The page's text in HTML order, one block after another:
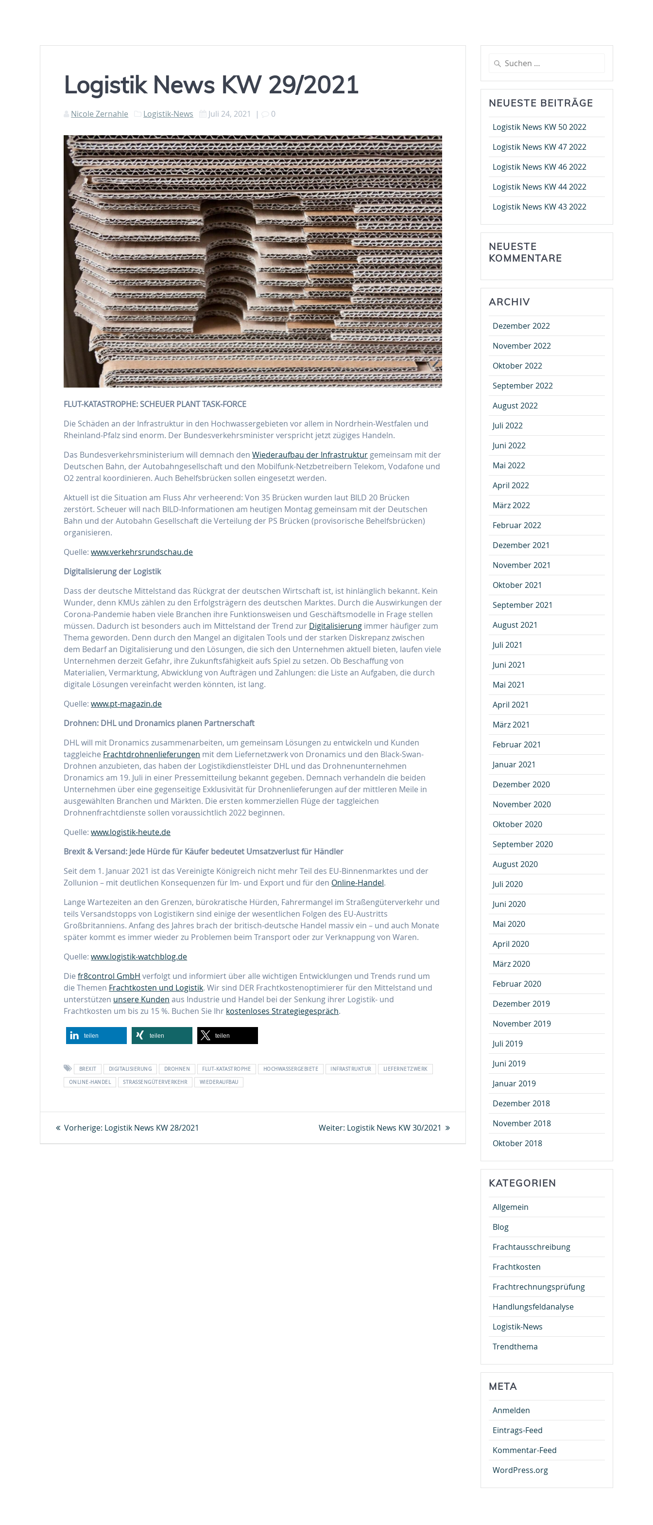
Logistik News KW 29/2021
Nicole Zernahle Logistik-News Juli 24, 2021 | 0
FLUT-KATASTROPHE: SCHEUER PLANT TASK-FORCE
Die Schäden an der Infrastruktur in den Hochwassergebieten vor allem in Nordrhein-Westfalen und
Rheinland-Pfalz sind enorm. Der Bundesverkehrsminister verspricht jetzt zügiges Handeln.
Das Bundesverkehrsministerium will demnach denWiederaufbau der Infrastruktur gemeinsam mit der
Deutschen Bahn, der Autobahngesellschaft und den Mobilfunk-Netzbetreibern Telekom, Vodafone und
O2 zentral koordinieren. Auch Behelfsbrücken sollen eingesetzt werden.
Aktuell ist die Situation am Fluss Ahr verheerend: Von 35 Brücken wurden laut BILD 20 Brücken
zerstört. Scheuer will nach BILD-Informationen am heutigen Montag gemeinsam mit der Deutschen
Bahn und der Autobahn Gesellschaft die Verteilung der PS Brücken (provisorische Behelfsbrücken)
organisieren.
Quelle:www.verkehrsrundschau.de
Digitalisierung der Logistik
Dass der deutsche Mittelstand das Rückgrat der deutschen Wirtschaft ist, ist hinlänglich bekannt. Kein
Wunder, denn KMUs zählen zu den Erfolgsträgern des deutschen Marktes. Durch die Auswirkungen der
Corona-Pandemie haben viele Branchen ihre Funktionsweisen und Geschäftsmodelle in Frage stellen
müssen. Dadurch ist besonders auch im Mittelstand der Trend zur Digitalisierung immer häufiger zum
Thema geworden. Denn durch den Mangel an digitalen Tools und der starken Diskrepanz zwischen
dem Bedarf an Digitalisierung und den Lösungen, die sich den Unternehmen aktuell bieten, laufen viele
Unternehmen derzeit Gefahr, ihre Zukunftsfähigkeit aufs Spiel zu setzen. Ob Beschaffung von
Materialien, Vermarktung, Abwicklung von Aufträgen und Zahlungen: die Liste an Aufgaben, die durch
digitale Lösungen vereinfacht werden könnten, ist lang.
Quelle:www.pt-magazin.de
Drohnen: DHL und Dronamics planen Partnerschaft
DHL will mit Dronamics zusammenarbeiten, um gemeinsam Lösungen zu entwickeln und Kunden
taggleiche Frachtdrohnenlieferungen mit dem Liefernetzwerk von Dronamics und den Black-Swan-
Drohnen anzubieten, das haben der Logistikdienstleister DHL und das Drohnenunternehmen
Dronamics am 19. Juli in einer Pressemitteilung bekannt gegeben. Demnach verhandeln die beiden
Unternehmen über eine gegenseitige Exklusivität für Drohnenlieferungen auf der mittleren Meile in
ausgewählten Branchen und Märkten. Die ersten kommerziellen Flüge der taggleichen
Drohnenfrachtdienste sollen voraussichtlich 2022 beginnen.
Quelle:www.logistik-heute.de
Brexit & Versand: Jede Hürde für Käufer bedeutet Umsatzverlust für Händler
Seit dem 1. Januar 2021 ist das Vereinigte Königreich nicht mehr Teil des EU-Binnenmarktes und der
Zollunion – mit deutlichen Konsequenzen für Im- und Export und für den Online-Handel.
Lange Wartezeiten an den Grenzen, bürokratische Hürden, Fahrermangel im Straßengüterverkehr und
teils Versandstopps von Logistikern sind einige der wesentlichen Folgen des EU-Austritts
Großbritanniens. Anfang des Jahres brach der britisch-deutsche Handel massiv ein – und auch Monate
später kommt es immer wieder zu Problemen beim Transport oder zur Verknappung von Waren.
Quelle:www.logistik-watchblog.de
Diefr8control GmbH verfolgt und informiert über alle wichtigen Entwicklungen und Trends rund um
die Themen Frachtkosten und Logistik. Wir sind DER Frachtkostenoptimierer für den Mittelstand und
unterstützen unsere Kunden aus Industrie und Handel bei der Senkung ihrer Logistik- und
Frachtkosten um bis zu 15 %. Buchen Sie Ihr kostenloses Strategiegespräch.
teilen teilen teilen
BREXIT DIGITALISIERUNG DROHNEN FLUT-KATASTROPHE HOCHWASSERGEBIETE INFRASTRUKTUR LIEFERNETZWERK
ONLINE-HANDEL STRASSENGÜTERVERKEHR WIEDERAUFBAU
Beitragsnavigation
Vorherige: Vorheriger
Logistik News KW 28/2021 Weiter: Nächster
Logistik News KW 30/2021
Suche
nach:
NEUESTE BEITRÄGE
Logistik News KW 50 2022
Logistik News KW 47 2022
Logistik News KW 46 2022
Logistik News KW 44 2022
Logistik News KW 43 2022
NEUESTE
KOMMENTARE
ARCHIV
Dezember 2022
November 2022
Oktober 2022
September 2022
August 2022
Juli 2022
Juni 2022
Mai 2022
April 2022
März 2022
Februar 2022
Dezember 2021
November 2021
Oktober 2021
September 2021
August 2021
Juli 2021
Juni 2021
Mai 2021
April 2021
März 2021
Februar 2021
Januar 2021
Dezember 2020
November 2020
Oktober 2020
September 2020
August 2020
Juli 2020
Juni 2020
Mai 2020
April 2020
März 2020
Februar 2020
Dezember 2019
November 2019
Juli 2019
Juni 2019
Januar 2019
Dezember 2018
November 2018
Oktober 2018
KATEGORIEN
Allgemein
Blog
Frachtausschreibung
Frachtkosten
Frachtrechnungsprüfung
Handlungsfeldanalyse
Logistik-News
Trendthema
META
Anmelden
Eintrags-Feed
Kommentar-Feed
WordPress.org